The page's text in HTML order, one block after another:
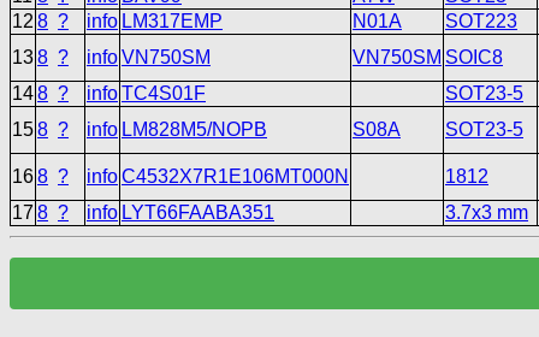
12 8 ? info LM317EMP N01A
SOT223
138 ? infoVN750SM VN750SM SOIC8
148 ? infoTC4S01F
SOT23-5
158 ? info LM828M5/NOPB S08A SOT23-5
168 ? infoC4532X7R1E106MT000N
1812
17 8 ? info LYT66FAABA351 3.7x3 mm